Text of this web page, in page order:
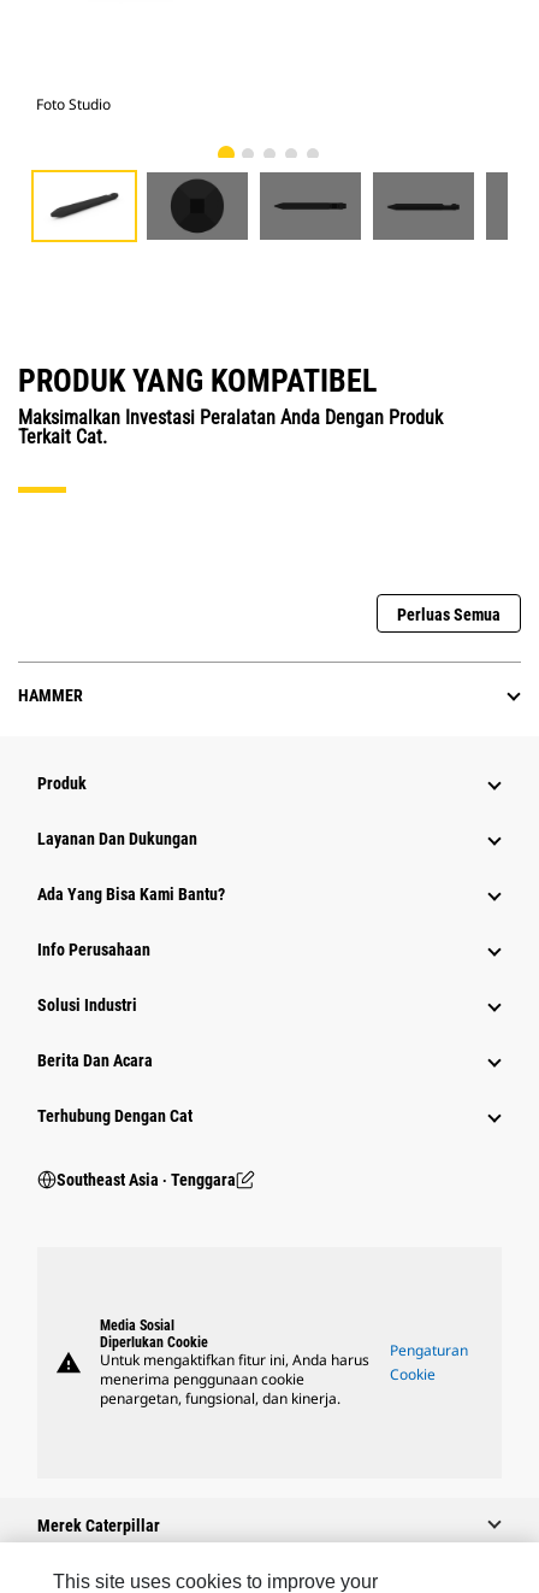
Foto Studio
PRODUK YANG KOMPATIBEL
Maksimalkan Investasi Peralatan Anda Dengan Produk
Terkait Cat.
Perluas Semua
HAMMER
Produk
Layanan Dan Dukungan
Ada Yang Bisa Kami Bantu?
Info Perusahaan
Solusi Industri
Berita Dan Acara
Terhubung Dengan Cat
Southeast Asia ‧ Tenggara
warning
Media Sosial
Diperlukan Cookie
Untuk mengaktifkan fitur ini, Anda harus
menerima penggunaan cookie
penargetan, fungsional, dan kinerja.
Pengaturan
Cookie
Merek Caterpillar
This site uses cookies to improve your